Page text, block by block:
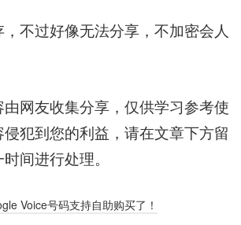
不过好像无法分享，不加密会人
由网友收集分享，仅供学习参考使
犯到您的利益，请在文章下方留
间进行处理。
Voice号码支持自助购买了！